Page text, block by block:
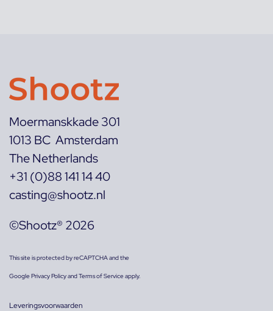
Moermanskkade 301
1013 BC Amsterdam
The Netherlands
+31 (0)88 141 14 40
casting@shootz.nl
©Shootz® 2026
This site is protected by reCAPTCHA and the
GooglePrivacy PolicyandTerms of Serviceapply.
Leveringsvoorwaarden